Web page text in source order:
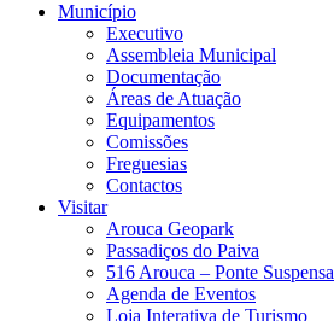
Município
Executivo
Assembleia Municipal
Documentação
Áreas de Atuação
Equipamentos
Comissões
Freguesias
Contactos
Visitar
Arouca Geopark
Passadiços do Paiva
516 Arouca – Ponte Suspensa
Agenda de Eventos
Loja Interativa de Turismo